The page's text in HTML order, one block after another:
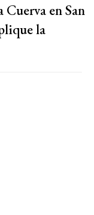
en San
la